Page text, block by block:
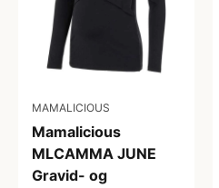
MAMALICIOUS
Mamalicious
MLCAMMA JUNE
Gravid- og